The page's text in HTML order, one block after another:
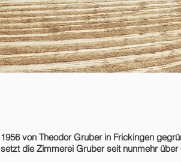
1956 von Theodor Gruber in Frickingen
setzt die Zimmerei Gruber seit nunmehr